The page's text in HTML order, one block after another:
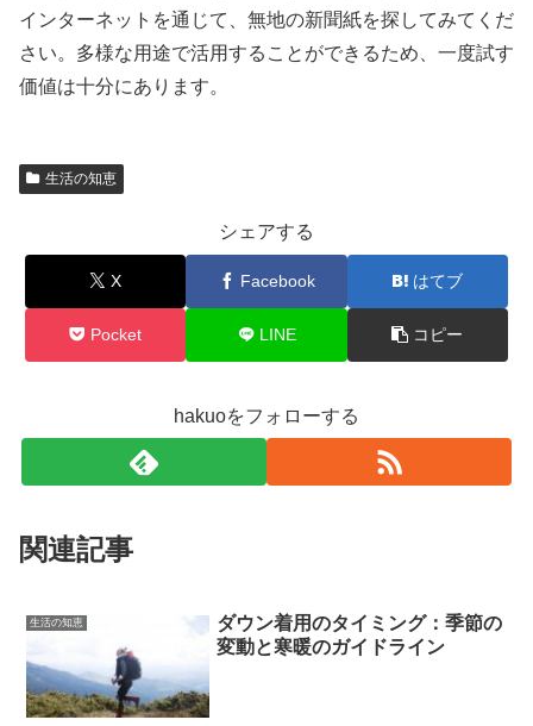
インターネットを通じて、無地の新聞紙を探してみてくだ
さい。多様な用途で活用することができるため、一度試す
価値は十分にあります。
生活の知恵
シェアする
X Facebook はてブ
Pocket LINE コピー
hakuoをフォローする
関連記事
生活の知恵
ダウン着用のタイミング：季節の
変動と寒暖のガイドライン